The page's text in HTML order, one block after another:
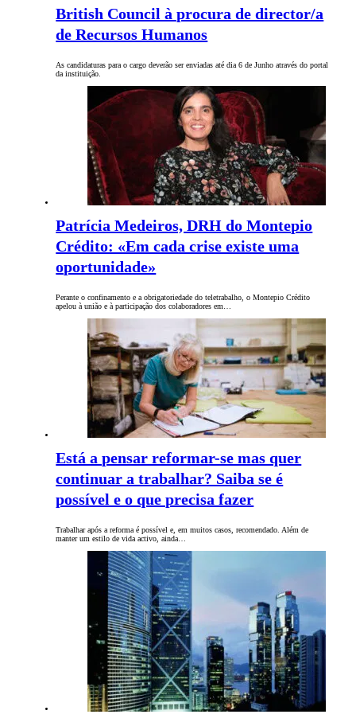
British Council à procura de director/a
de Recursos Humanos
As candidaturas para o cargo deverão ser enviadas até dia 6 de Junho através do portal
da instituição.
Patrícia Medeiros, DRH do Montepio
Crédito: «Em cada crise existe uma
oportunidade»
Perante o confinamento e a obrigatoriedade do teletrabalho, o Montepio Crédito
apelou à união e à participação dos colaboradores em…
Está a pensar reformar-se mas quer
continuar a trabalhar? Saiba se é
possível e o que precisa fazer
Trabalhar após a reforma é possível e, em muitos casos, recomendado. Além de
manter um estilo de vida activo, ainda…